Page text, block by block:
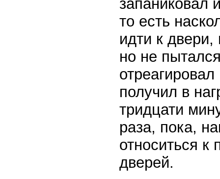
запаниковал
то есть
идти к
но не
получил в
тридцати
раза, пока,
относиться к
дверей.